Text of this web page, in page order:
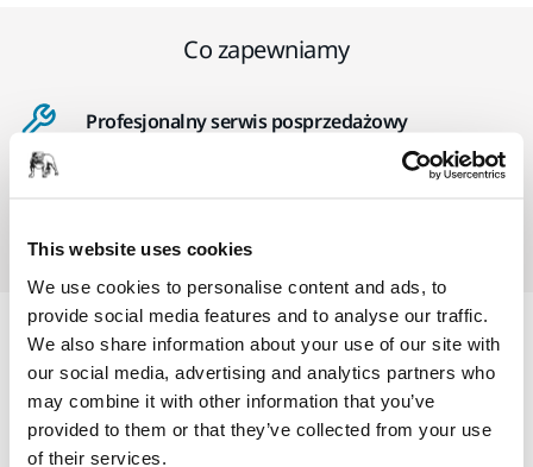
This website uses cookies
We use cookies to personalise content and ads, to
provide social media features and to analyse our traffic.
We also share information about your use of our site with
our social media, advertising and analytics partners who
may combine it with other information that you’ve
provided to them or that they’ve collected from your use
of their services.
Co zapewniamy
Profesjonalny serwis posprzedażowy
Informacje o produkcie
Zestaw zawiera: